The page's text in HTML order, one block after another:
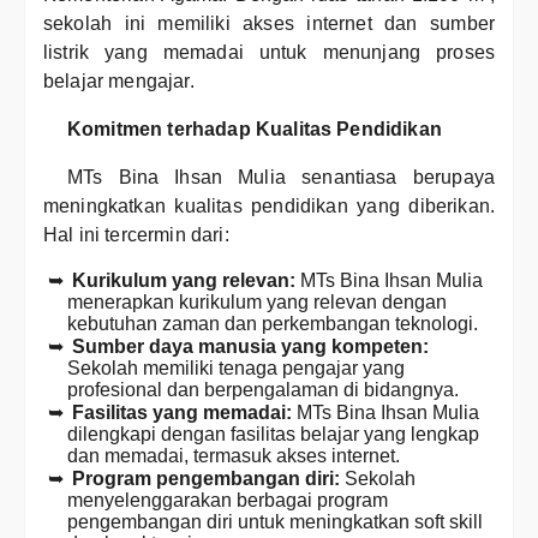
sekolah ini memiliki akses internet dan sumber
listrik yang memadai untuk menunjang proses
belajar mengajar.
Komitmen terhadap Kualitas Pendidikan
MTs Bina Ihsan Mulia senantiasa berupaya
meningkatkan kualitas pendidikan yang diberikan.
Hal ini tercermin dari:
Kurikulum yang relevan: MTs Bina Ihsan Mulia
menerapkan kurikulum yang relevan dengan
kebutuhan zaman dan perkembangan teknologi.
Sumber daya manusia yang kompeten:
Sekolah memiliki tenaga pengajar yang
profesional dan berpengalaman di bidangnya.
Fasilitas yang memadai: MTs Bina Ihsan Mulia
dilengkapi dengan fasilitas belajar yang lengkap
dan memadai, termasuk akses internet.
Program pengembangan diri: Sekolah
menyelenggarakan berbagai program
pengembangan diri untuk meningkatkan soft skill